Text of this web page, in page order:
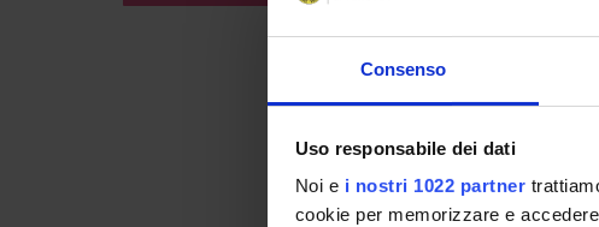
Consenso
Uso responsabile dei dati
Noi e i nostri 1022 partner
cookie per memorizzare e
3°
3°
9